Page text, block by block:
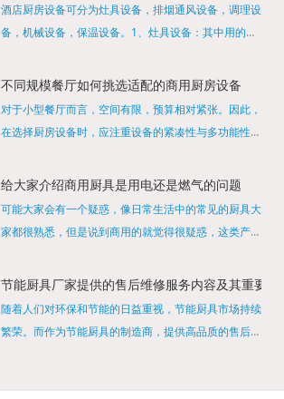
酒店厨房设备可分为灶具设备，排烟通风设备，调理设
备，机械设备，保温设备。1、灶具设备：其中用的较
缺少的，经过相关检测证明的合格设备才能进行使用，
不同规模餐厅如何挑选适配的商用厨房设备
对于小型餐厅而言，空间有限，预算相对紧张。因此，
在选择厨房设备时，应注重设备的紧凑性与多功能性。
烹饪设备，既能节省空间，又能满足多样化的烹饪需
给大家介绍商用厨具是用电还是燃气的问题
可能大家会有一个疑惑，像日常生活中的常见的厨具大
家都很熟悉，但是说到商用的就觉得很疑惑，这类产品
店用的就是商用的吗?还真别说，真被大家猜对了，这
节能厨具厂家提供的售后维修服务内容及其重要性
随着人们对环保和节能的日益重视，节能厨具市场持续
繁荣。而作为节能厨具的制造商，提供高品质的售后维